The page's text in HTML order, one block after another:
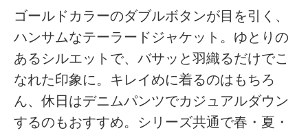
ゴールドカラーのダブルボタンが目を引く、
ハンサムなテーラードジャケット。ゆとりの
あるシルエットで、バサッと羽織るだけでこ
なれた印象に。キレイめに着るのはもちろ
ん、休日はデニムパンツでカジュアルダウン
するのもおすすめ。シリーズ共通で春・夏・